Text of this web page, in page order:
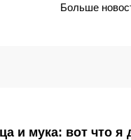
Больше
и мука: вот что